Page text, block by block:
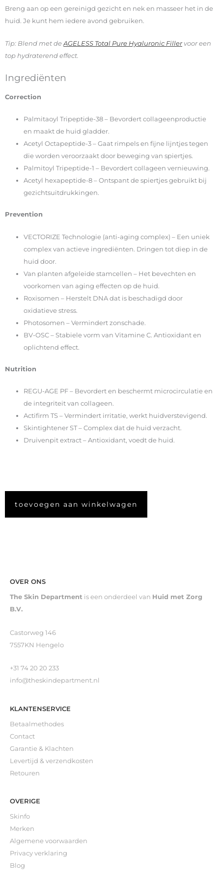
Breng aan op een gereinigd gezicht en nek en masseer het in de
huid. Je kunt hem iedere avond gebruiken.
Tip: Blend met de AGELESS Total Pure Hyaluronic Fillervoor een
top hydraterend effect.
Ingrediënten
Correction
Palmitaoyl Tripeptide-38 – Bevordert collageenproductie
en maakt de huid gladder.
Acetyl Octapeptide-3 – Gaat rimpels en fijne lijntjes tegen
die worden veroorzaakt door beweging van spiertjes.
Palmitoyl Tripeptide-1 – Bevordert collageen vernieuwing.
Acetyl hexapeptide-8 – Ontspant de spiertjes gebruikt bij
gezichtsuitdrukkingen.
Prevention
VECTORIZE Technologie (anti-aging complex) – Een uniek
complex van actieve ingrediënten. Dringen tot diep in de
huid door.
Van planten afgeleide stamcellen – Het bevechten en
voorkomen van aging effecten op de huid.
Roxisomen – Herstelt DNA dat is beschadigd door
oxidatieve stress.
Photosomen – Vermindert zonschade.
BV-OSC – Stabiele vorm van Vitamine C. Antioxidant en
oplichtend effect.
Nutrition
REGU-AGE PF – Bevordert en beschermt microcirculatie en
de integriteit van collageen.
Actifirm TS – Vermindert irritatie, werkt huidverstevigend.
Skintightener ST – Complex dat de huid verzacht.
Druivenpit extract – Antioxidant, voedt de huid.
toevoegen aan winkelwagen
OVER ONS
The Skin Department is een onderdeel van Huid met Zorg
B.V.
Castorweg 146
7557KN Hengelo
+31 74 20 20 233
info@theskindepartment.nl
KLANTENSERVICE
Betaalmethodes
Contact
Garantie & Klachten
Levertijd & verzendkosten
Retouren
OVERIGE
Skinfo
Merken
Algemene voorwaarden
Privacy verklaring
Blog